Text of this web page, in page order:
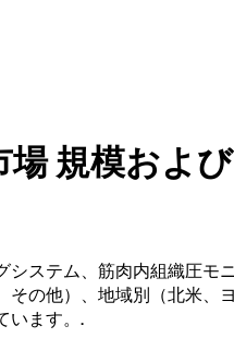
規模およ
ステム、筋肉内組織圧モ
の他）、地域別（北米、
ます。 .